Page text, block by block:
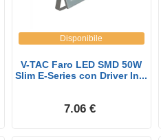
Disponibile
V-TAC Faro LED SMD 50W
Slim E-Series con Driver In...
7.06 €